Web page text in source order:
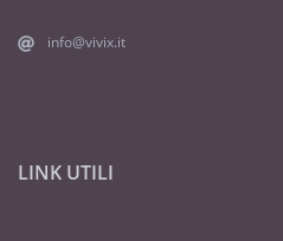
info@vivix.it
LINK UTILI